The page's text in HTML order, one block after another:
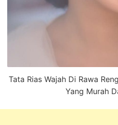
Tata Rias Wajah Di Rawa
Yang Murah